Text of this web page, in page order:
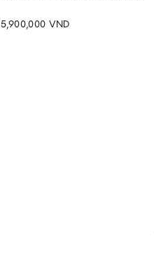
5,900,000 VND